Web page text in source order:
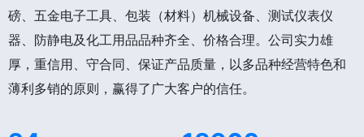
磅、五金电子工具、包装（材料）机械设备、测试仪表仪
器、防静电及化工用品品种齐全、价格合理。公司实力雄
厚，重信用、守合同、保证产品质量，以多品种经营特色和
薄利多销的原则，赢得了广大客户的信任。